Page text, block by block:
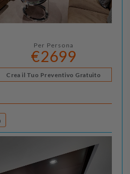
Per Persona
€2699
Crea il Tuo Preventivo Gratuito